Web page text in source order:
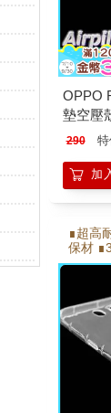
OPPO
墊空壓
290
加
∎超高
保材
∎側邊
折能